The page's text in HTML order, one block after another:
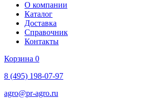
О компании
Каталог
Доставка
Справочник
Контакты
Корзина 0
8 (495) 198-07-97
agro@pr-agro.ru